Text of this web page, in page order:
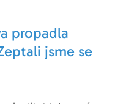
propadla
jsme se